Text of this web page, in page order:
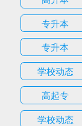
专升本
专升本
学校动态
高起专
学校动态